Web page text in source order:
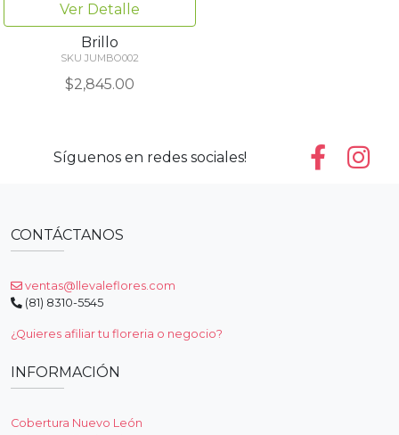
Ver Detalle
Brillo
SKU JUMBO002
$2,845.00
Síguenos en redes sociales!
CONTÁCTANOS
ventas@llevaleflores.com
(81) 8310-5545
¿Quieres afiliar tu floreria o negocio?
INFORMACIÓN
Cobertura Nuevo León